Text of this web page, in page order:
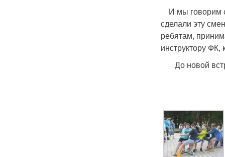
И мы говорим
сделали эту
ребятам,
инструктору ФК,
До новой